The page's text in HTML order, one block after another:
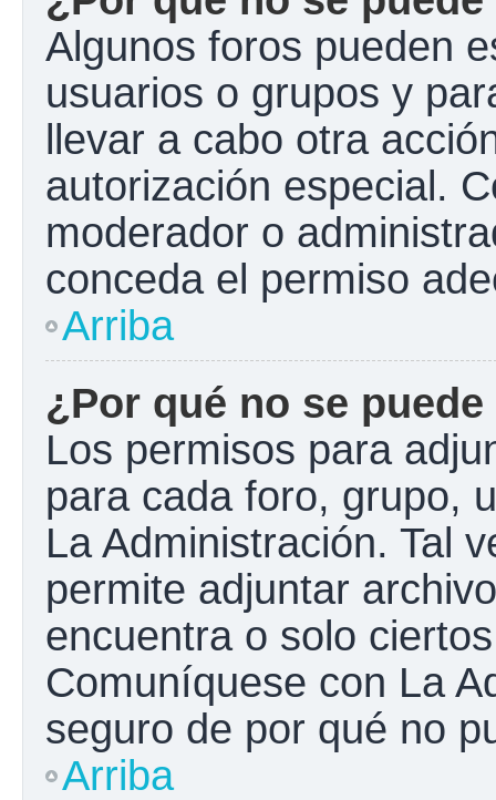
Algunos foros pueden
usuarios o grupos y
llevar a cabo otra
autorización especial.
moderador o
conceda el permiso
Arriba
¿Por qué no se
Los permisos para
para cada foro, grupo,
La Administración. Tal
permite adjuntar
encuentra o solo
Comuníquese con La
seguro de por qué no
Arriba